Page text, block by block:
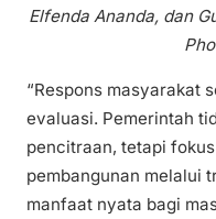
Elfenda Ananda, dan
“Respons masyarakat
evaluasi. Pemerintah
pencitraan, tetapi
pembangunan melalui
manfaat nyata bagi